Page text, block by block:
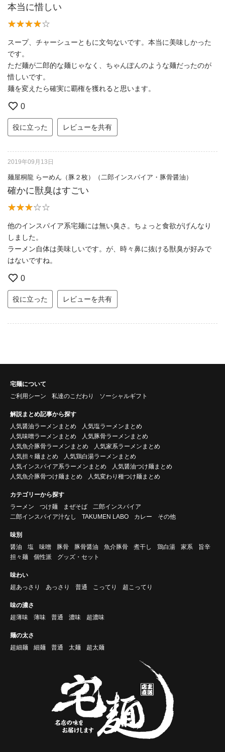
本当に惜しい
スープ、チャーシューともに文句ないです。本当に美味しかった
です。
ただ麺が二郎的な麺じゃなく、ちゃんぽんのような麺だったのが
惜しいです。
麺を変えたら確実に覇権を獲れると思います。
0
役に立った レビューを共有
2019年09月13日
麺屋桐龍 らーめん（豚２枚）（二郎インスパイア・豚骨醤油）
確かに獣臭はすごい
他のインスパイア系宅麺には無い臭さ。ちょっと食欲がげんなり
しました。
ラーメン自体は美味しいです。が、時々鼻に抜ける獣臭が好みで
はないですね。
0
役に立った レビューを共有
宅麺について
ご利用シーン
私達のこだわり ソーシャルギフト
解説まとめ記事から探す
人気醤油ラーメンまとめ
人気塩ラーメンまとめ
人気味噌ラーメンまとめ
人気豚骨ラーメンまとめ
人気魚介豚骨ラーメンまとめ
人気家系ラーメンまとめ
人気担々麺まとめ
人気鶏白湯ラーメンまとめ
人気インスパイア系ラーメンまとめ
人気醤油つけ麺まとめ
人気魚介豚骨つけ麺まとめ
人気変わり種つけ麺まとめ
カテゴリーから探す
ラーメン
つけ麺 まぜそば
二郎インスパイア
二郎インスパイア汁なし
TAKUMEN LABO カレー その他
味別
醤油
塩 味噌 豚骨 豚骨醤油 魚介豚骨 煮干し 鶏白湯 家系
旨辛
担々麺
個性派 グッズ・セット
味わい
超あっさり
あっさり 普通 こってり 超こってり
味の濃さ
超薄味
薄味 普通 濃味 超濃味
麺の太さ
超細麺
細麺 普通 太麺 超太麺